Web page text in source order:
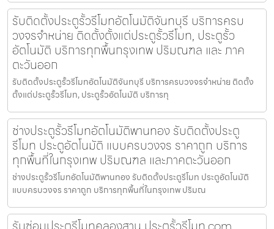
รับติดตั้งประตูรั้วรีโมทอัตโนมัติจันทบุรี บริการครบ
วงจรจำหน่าย ติดตั้งตั้งแต่ประตูรั้วรีโมท, ประตูรั้ว
อัตโนมัติ บริการทุกพื้นกรุงเทพ ปริมณฑล และ ภาค
ตะวันออก
รับติดตั้งประตูรั้วรีโมทอัตโนมัติจันทบุรี บริการครบวงจรจำหน่าย ติดตั้ง
ตั้งแต่ประตูรั้วรีโมท, ประตูรั้วอัตโนมัติ บริการทุ
ช่างประตูรั้วรีโมทอัตโนมัติพานทอง รับติดตั้งประตู
รีโมท ประตูอัตโนมัติ แบบครบวงจร ราคาถูก บริการ
ทุกพื้นที่ในกรุงเทพ ปริมณฑล และภาคตะวันออก
ช่างประตูรั้วรีโมทอัตโนมัติพานทอง รับติดตั้งประตูรีโมท ประตูอัตโนมัติ
แบบครบวงจร ราคาถูก บริการทุกพื้นที่ในกรุงเทพ ปริมณ